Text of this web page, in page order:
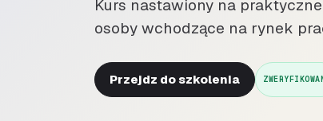
Kurs nastawiony na
osoby wchodzące na rynek
Przejdz do szkolenia